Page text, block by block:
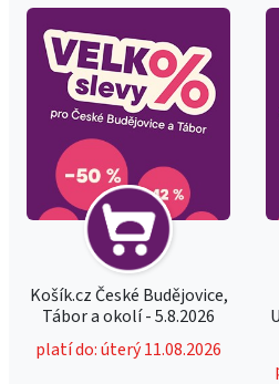
Košík.cz České Budějovice,
Tábor a okolí - 5.8.2026
platí do: úterý 11.08.2026